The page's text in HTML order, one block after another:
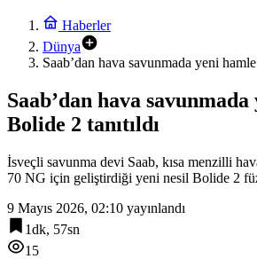
Haberler
Dünya
Saab’dan hava savunmada yeni
Saab’dan hava
Bolide 2 tanıtıldı
İsveçli savunma devi Saab, kısa menzilli
70 NG için geliştirdiği yeni nesil Bolide 2
9 Mayıs 2026, 02:10 yayınlandı
1dk, 57sn
15